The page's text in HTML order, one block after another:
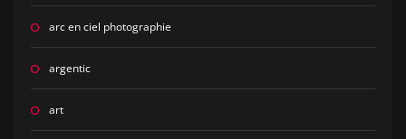
arc en ciel photographie
argentic
art